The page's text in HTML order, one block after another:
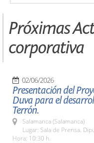
Próximas
corporativa
02/06/2026
Presentación del
Duva para el
Terrón.
Salamanca (Salamanca)
Lugar: Sala de Prensa.
Hora: 10:30 h.